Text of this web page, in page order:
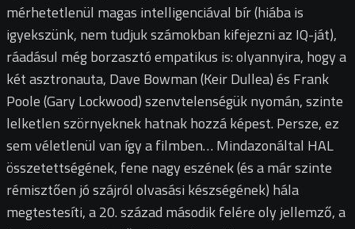
mérhetetlenül magas intelligenciával bír (hiába is
igyekszünk, nem tudjuk számokban kifejezni az IQ-ját),
ráadásul még borzasztó empatikus is: olyannyira, hogy a
két asztronauta, Dave Bowman (Keir Dullea) és Frank
Poole (Gary Lockwood) szenvtelenségük nyomán, szinte
lelketlen szörnyeknek hatnak hozzá képest. Persze, ez
sem véletlenül van így a filmben… Mindazonáltal HAL
összetettségének, fene nagy eszének (és a már szinte
rémisztően jó szájról olvasási készségének) hála
megtestesíti, a 20. század második felére oly jellemző, a